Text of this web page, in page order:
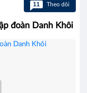
11 Theo dõi
đoàn Danh Khôi